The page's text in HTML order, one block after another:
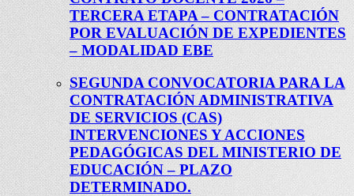
TERCERA ETAPA – CONTRATACIÓN
POR EVALUACIÓN DE EXPEDIENTES
– MODALIDAD EBE
SEGUNDA CONVOCATORIA PARA LA
CONTRATACIÓN ADMINISTRATIVA
DE SERVICIOS (CAS)
INTERVENCIONES Y ACCIONES
PEDAGÓGICAS DEL MINISTERIO DE
EDUCACIÓN – PLAZO
DETERMINADO.